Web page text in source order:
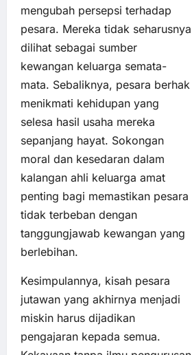
mengubah persepsi terhadap
pesara. Mereka tidak seharusnya
dilihat sebagai sumber
kewangan keluarga semata-
mata. Sebaliknya, pesara berhak
menikmati kehidupan yang
selesa hasil usaha mereka
sepanjang hayat. Sokongan
moral dan kesedaran dalam
kalangan ahli keluarga amat
penting bagi memastikan pesara
tidak terbeban dengan
tanggungjawab kewangan yang
berlebihan.
Kesimpulannya, kisah pesara
jutawan yang akhirnya menjadi
miskin harus dijadikan
pengajaran kepada semua.